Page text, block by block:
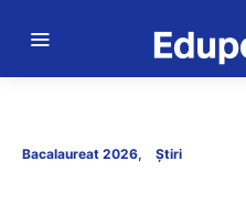
Bacalaureat 2026 Știri